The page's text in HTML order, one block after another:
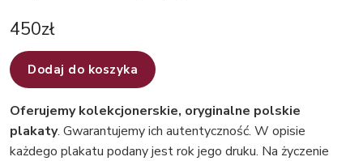
450zł
Dodaj do koszyka
Oferujemy kolekcjonerskie, oryginalne polskie
plakaty. Gwarantujemy ich autentyczność. W opisie
każdego plakatu podany jest rok jego druku. Na życzenie